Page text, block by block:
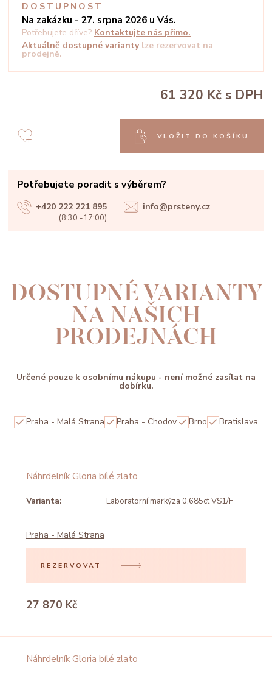
DOSTUPNOST
Na zakázku - 27. srpna 2026 u Vás.
Potřebujete dříve? Kontaktujte nás přímo.
Aktuálně dostupné varianty lze rezervovat na
prodejně.
61 320 Kč s DPH
VLOŽIT DO KOŠÍKU
Potřebujete poradit s výběrem?
+420 222 221 895
(8:30 -17:00)
info@prsteny.cz
DOSTUPNÉ VARIANTY
NA NAŠICH
PRODEJNÁCH
Určené pouze k osobnímu nákupu - není možné zasílat na
dobírku.
Praha - Malá Strana Praha - Chodov Brno Bratislava
Náhrdelník Gloria bílé zlato
Varianta: Laboratorní markýza 0,685ct VS1/F
Praha - Malá Strana
REZERVOVAT
27 870 Kč
Náhrdelník Gloria bílé zlato